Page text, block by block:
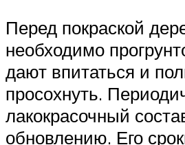
Перед покраской
необходимо
дают впитаться и
просохнуть.
лакокрасочный
обновлению. Его